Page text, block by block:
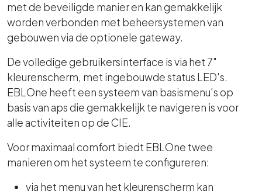
met de beveiligde manier en kan gemakkelijk
worden verbonden met beheersystemen van
gebouwen via de optionele gateway.
De volledige gebruikersinterface is via het 7"
kleurenscherm, met ingebouwde status LED's.
EBLOne heeft een systeem van basismenu's op
basis van aps die gemakkelijk te navigeren is voor
alle activiteiten op de CIE.
Voor maximaal comfort biedt EBLOne twee
manieren om het systeem te configureren:
via het menu van het kleurenscherm kan